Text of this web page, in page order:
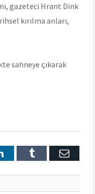
gazeteci Hrant Dink
kırılma anları,
sahneye çıkarak
LinkedInTumblr E-